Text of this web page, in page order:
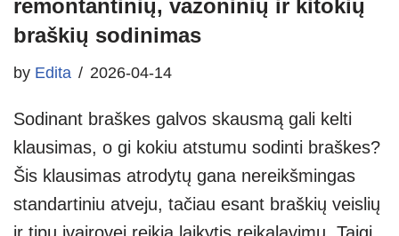
remontantinių, vazoninių ir kitokių
braškių sodinimas
by Edita 2026-04-14
Sodinant braškes galvos skausmą gali kelti
klausimas, o gi kokiu atstumu sodinti braškes?
Šis klausimas atrodytų gana nereikšmingas
standartiniu atveju, tačiau esant braškių veislių